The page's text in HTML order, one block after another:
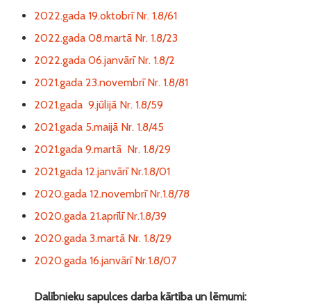
2022.gada 19.oktobrī Nr. 1.8/61
2022.gada 08.martā Nr. 1.8/23
2022.gada 06.janvārī Nr. 1.8/2
2021.gada 23.novembrī Nr. 1.8/81
2021.gada 9.jūlijā Nr. 1.8/59
2021.gada 5.maijā Nr. 1.8/45
2021.gada 9.martā Nr. 1.8/29
2021.gada 12.janvārī Nr.1.8/01
2020.gada 12.novembrī Nr.1.8/78
2020.gada 21.aprīlī Nr.1.8/39
2020.gada 3.martā Nr. 1.8/29
2020.gada 16.janvārī Nr.1.8/07
Dalībnieku sapulces darba kārtība un lēmumi: